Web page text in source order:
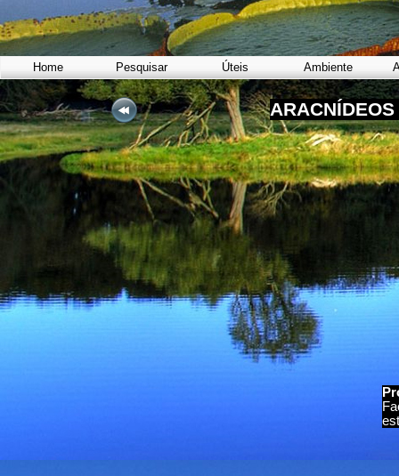
Home Pesquisar Úteis Ambiente